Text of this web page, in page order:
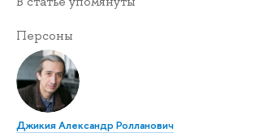
Персоны
Джикия Александр Ролланович